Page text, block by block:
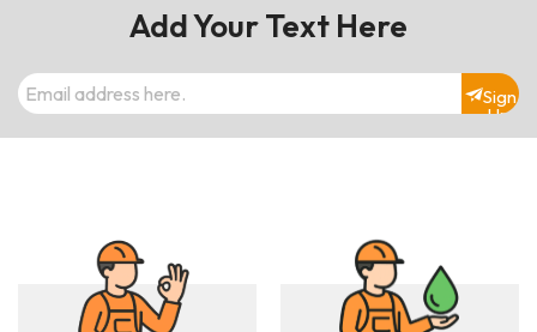
Add Your Text Here
Sign
Up